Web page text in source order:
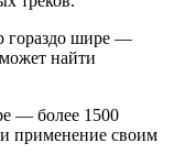
гораздо шире —
найти
— более 1500
применение своим